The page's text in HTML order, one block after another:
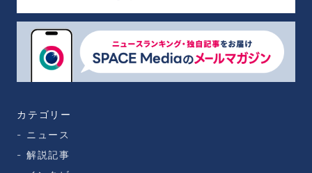
カテゴリー
ニュース
解説記事